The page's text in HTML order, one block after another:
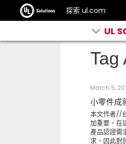
探索 ul.com
UL
Tag
March 5,
小零件成
本文作者//
加重要，在
產品認證需
求，因此對